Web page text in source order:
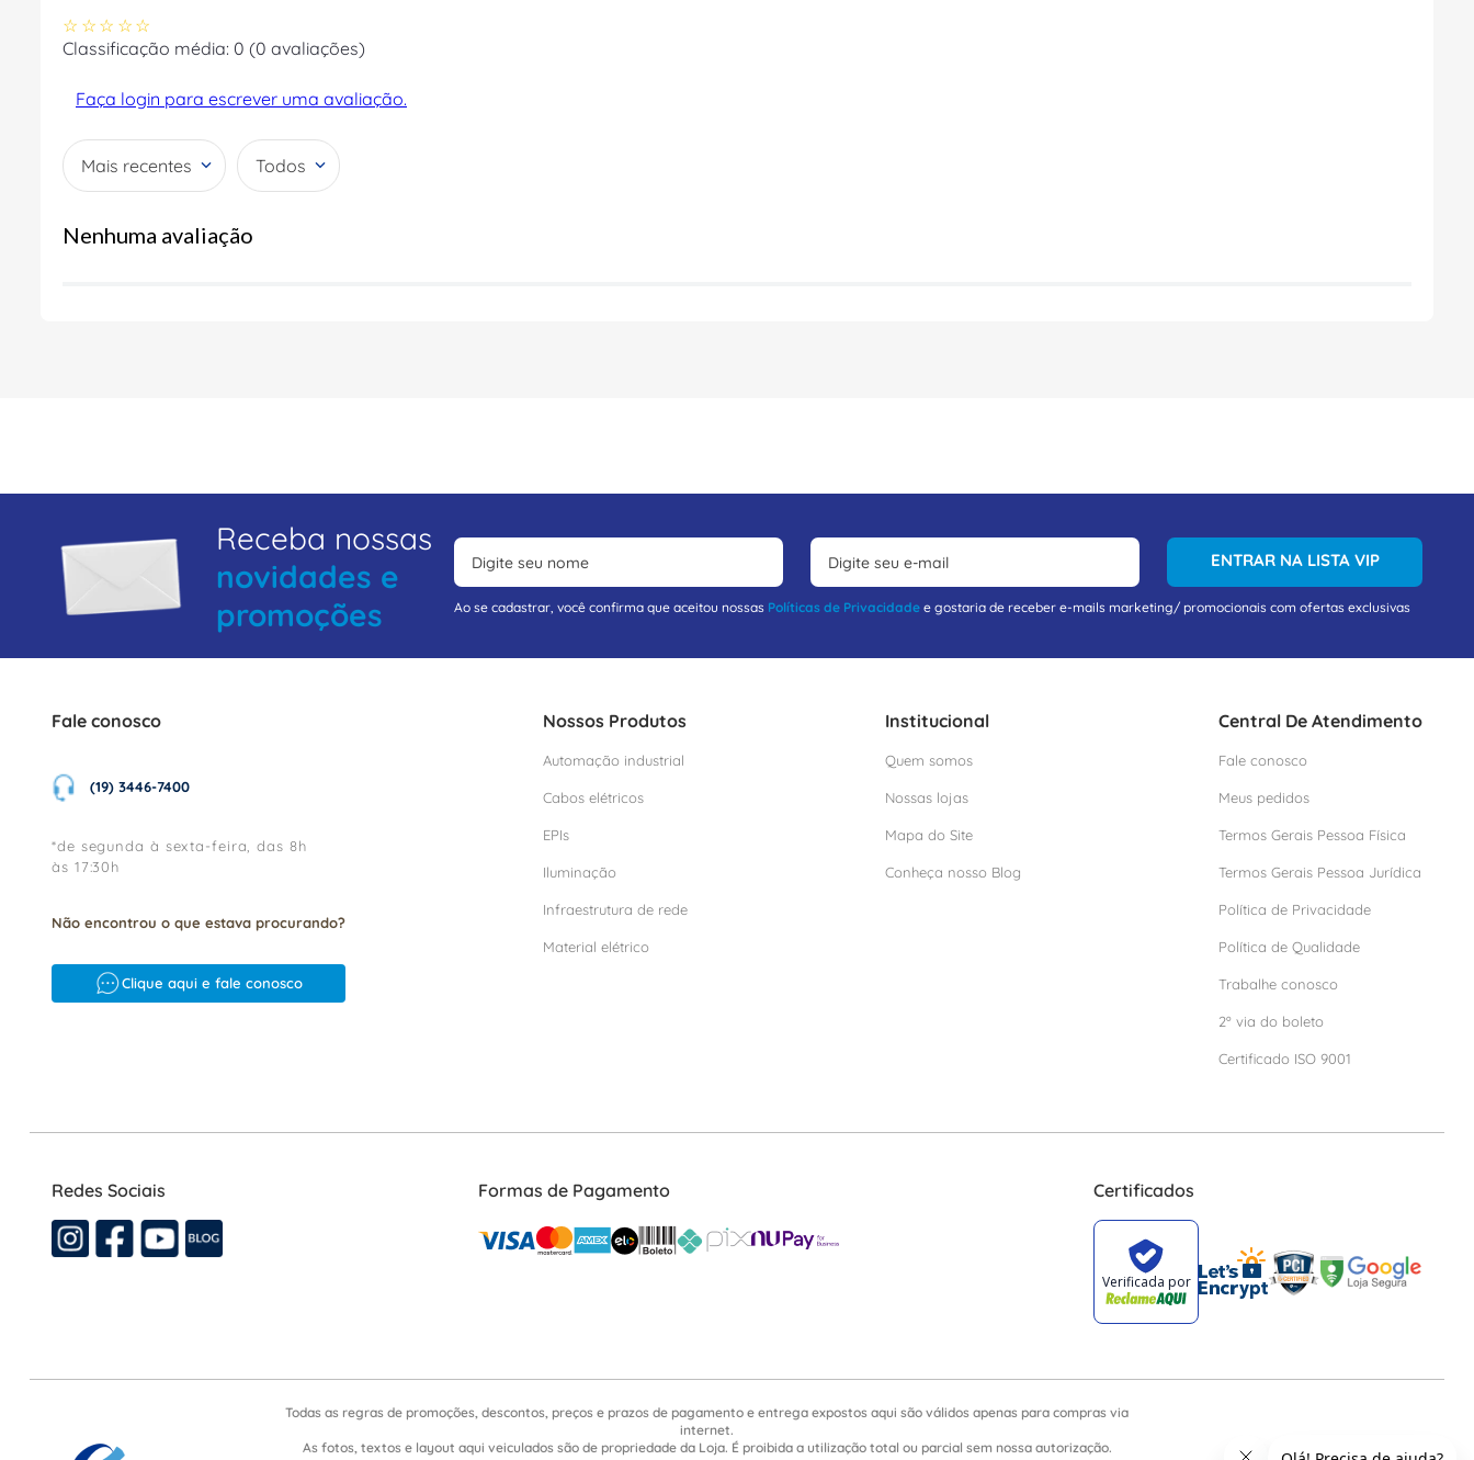
☆ ☆ ☆ ☆ ☆
Classificação média: 0 (0 avaliações)
Faça login para escrever uma avaliação.
Mais recentes Todos
Nenhuma avaliação
Receba nossas
novidades e
promoções
ENTRAR NA LISTA VIP
Ao se cadastrar, você confirma que aceitou nossas Políticas de Privacidade e gostaria de receber e-mails marketing/ promocionais com ofertas exclusivas
Fale conosco
(19) 3446-7400
*de segunda à sexta-feira, das 8h
às 17:30h
Não encontrou o que estava procurando?
Clique aqui e fale conosco
Nossos Produtos
Automação industrial
Cabos elétricos
EPIs
Iluminação
Infraestrutura de rede
Material elétrico
Institucional
Quem somos
Nossas lojas
Mapa do Site
Conheça nosso Blog
Central De Atendimento
Fale conosco
Meus pedidos
Termos Gerais Pessoa Física
Termos Gerais Pessoa Jurídica
Política de Privacidade
Política de Qualidade
Trabalhe conosco
2º via do boleto
Certificado ISO 9001
Redes Sociais Formas de Pagamento Certificados
Todas as regras de promoções, descontos, preços e prazos de pagamento e entrega expostos aqui são válidos apenas para compras via
internet.
As fotos, textos e layout aqui veiculados são de propriedade da Loja. É proibida a utilização total ou parcial sem nossa autorização.